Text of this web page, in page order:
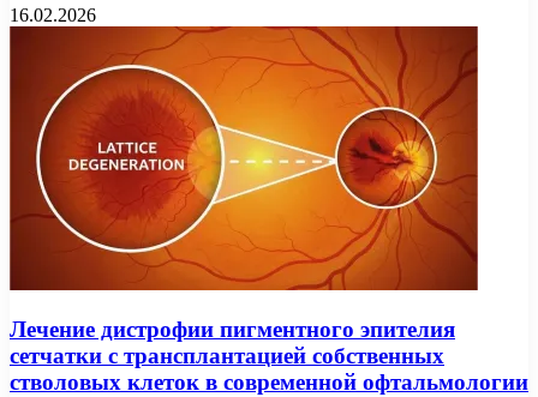
16.02.2026
Лечение дистрофии пигментного эпителия
сетчатки с трансплантацией собственных
стволовых клеток в современной офтальмологии